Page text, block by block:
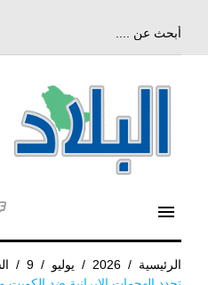
menu
الرئيسية /
2026
/ يوليو /
9
/